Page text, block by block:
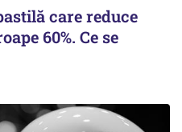
care reduce
60%. Ce se